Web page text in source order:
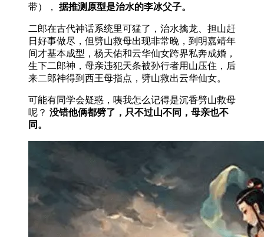
带）， 据推测原型是治水的李冰父子。
二郎在古代神话系统里可猛了，治水擒龙、担山赶
日好事做尽，但劈山救母出现非常晚，到明嘉靖年
间才基本成型，杨天佑和云华仙女跨界私奔成婚，
生下二郎神，母亲违犯天条被孙行者用山压住，后
来二郎神得到西王母指点，劈山救出云华仙女。
可能有同学会疑惑，咦我怎么记得是沉香劈山救母
呢？ 没错他俩都劈了，只不过山不同，母亲也不
同。